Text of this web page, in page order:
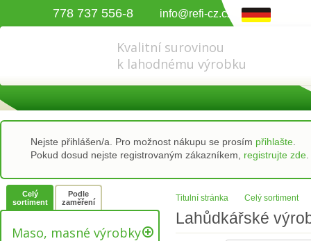
Kvalitní surovinou
k lahodnému výrobku
Nejste přihlášen/a. Pro možnost nákupu se prosím přihlašte
Pokud dosud nejste registrovaným zákazníkem, registrujte zde
Titulní stránka Celý sortiment
Lahůdkářské
Celý
sortiment
Podle
zaměření
Maso, masné výrobky
778 737 556-8 info@refi-cz.cz